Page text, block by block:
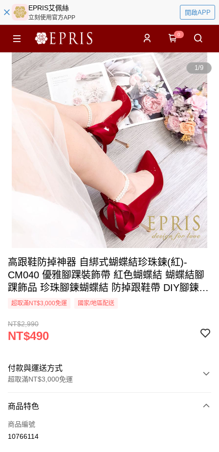
EPRIS艾佩絲
立刻使用官方APP
開啟APP
0
1/9
高跟鞋防掉神器 自綁式蝴蝶結珍珠鍊(紅)-
CM040 優雅腳踝裝飾帶 紅色蝴蝶結 蝴蝶結腳
踝飾品 珍珠腳鍊蝴蝶結 防掉跟鞋帶 DIY腳鍊配
件
超取滿NT$3,000免運 國家/地區配送
NT$2,990
NT$490
付款與運送方式
超取滿NT$3,000免運
信用卡一次付款
信用卡分期付款
商品特色
商品編號
10766114